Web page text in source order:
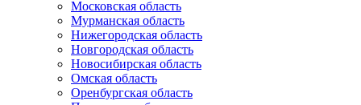
Московская область
Мурманская область
Нижегородская область
Новгородская область
Новосибирская область
Омская область
Оренбургская область